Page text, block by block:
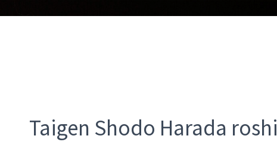
Taigen Shodo Harada roshi